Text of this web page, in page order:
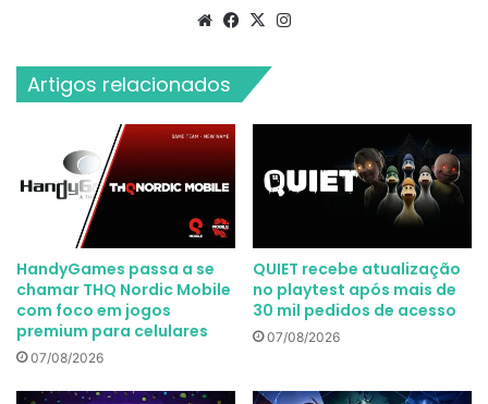
WebsiteFacebook
X
Artigos relacionados
HandyGames passa a se
chamar THQ Nordic Mobile
com foco em jogos
premium para celulares
07/08/2026
QUIET recebe atualização
no playtest após mais de
30 mil pedidos de acesso
07/08/2026